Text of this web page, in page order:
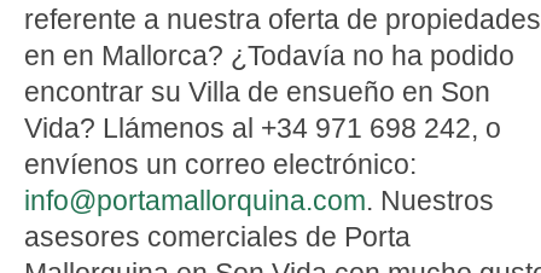
referente a nuestra oferta de propiedades
en en Mallorca? ¿Todavía no ha podido
encontrar su Villa de ensueño en Son
Vida? Llámenos al +34 971 698 242, o
envíenos un correo electrónico:
info@portamallorquina.com. Nuestros
asesores comerciales de Porta